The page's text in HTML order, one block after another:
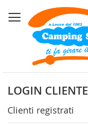
al
contenuto
LOGIN CLIENTE
Clienti registrati